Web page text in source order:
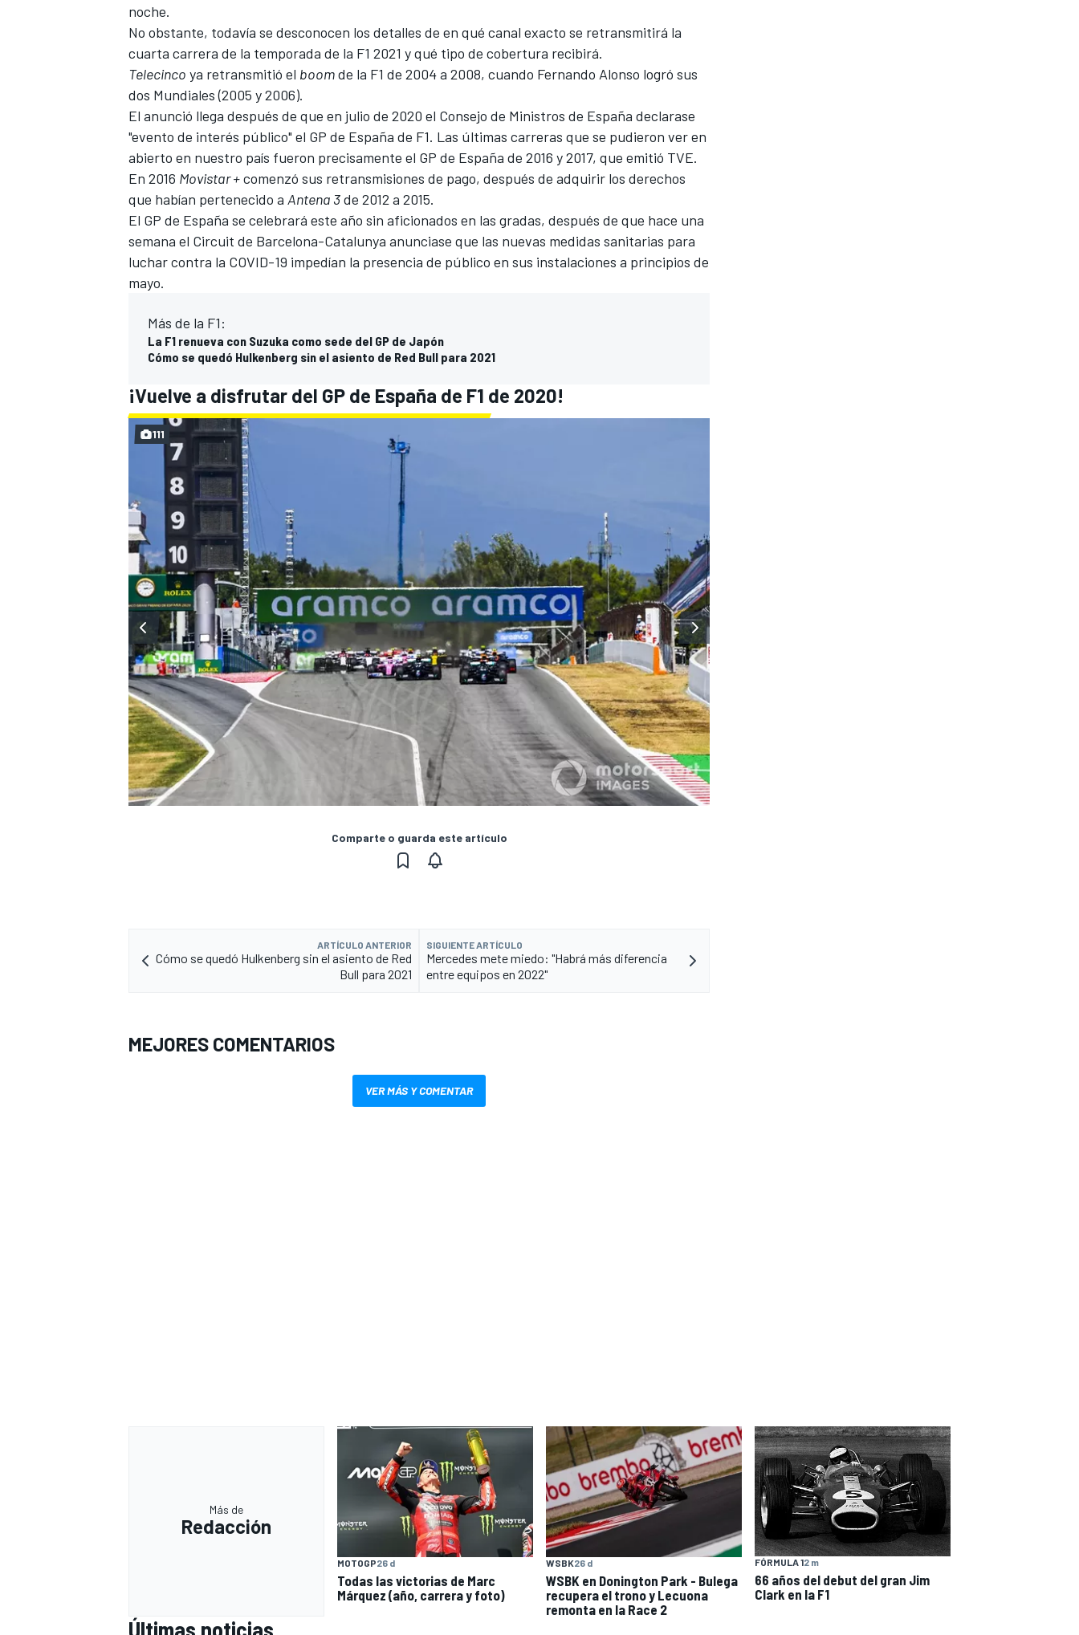
MÁS CATEGORÍAS
noche.
No obstante, todavía se desconocen los detalles de en qué canal exacto se retransmitirá la
cuarta carrera de la temporada de la F1 2021 y qué tipo de cobertura recibirá.
Telecinco ya retransmitió el boomde la F1 de 2004 a 2008, cuando Fernando Alonso logró sus
dos Mundiales (2005 y 2006).
El anunció llega después de que en julio de 2020 el Consejo de Ministros de España declarase
"evento de interés público" el GP de España de F1. Las últimas carreras que se pudieron ver en
abierto en nuestro país fueron precisamente el GP de España de 2016 y 2017, que emitió TVE.
En 2016 Movistar +comenzó sus retransmisiones de pago, después de adquirir los derechos
que habían pertenecido a Antena 3de 2012 a 2015.
El GP de España se celebrará este año sin aficionados en las gradas, después de que hace una
semana el Circuit de Barcelona-Catalunya anunciase que las nuevas medidas sanitarias para
luchar contra la COVID-19 impedían la presencia de público en sus instalaciones a principios de
mayo.
Más de la F1:
La F1 renueva con Suzuka como sede del GP de Japón
Cómo se quedó Hulkenberg sin el asiento de Red Bull para 2021
¡Vuelve a disfrutar del GP de España de F1 de 2020!
111
Comparte o guarda este artículo
ARTÍCULO ANTERIOR
Cómo se quedó Hulkenberg sin el asiento de Red
Bull para 2021
SIGUIENTE ARTÍCULO
Mercedes mete miedo: "Habrá más diferencia
entre equipos en 2022"
MEJORES COMENTARIOS
VER MÁS Y COMENTAR
Más de
Redacción
MOTOGP26 d
Todas las victorias de Marc
Márquez (año, carrera y foto)
WSBK26 d
WSBK en Donington Park - Bulega
recupera el trono y Lecuona
remonta en la Race 2
FÓRMULA 12 m
66 años del debut del gran Jim
Clark en la F1
Últimas noticias